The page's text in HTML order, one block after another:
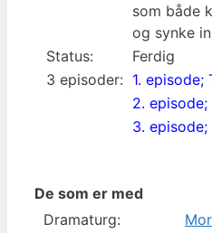
som både
og synke
Status:
Ferdig
3 episoder: 1. episode;
2.
3.
De som er med
Dramaturg: